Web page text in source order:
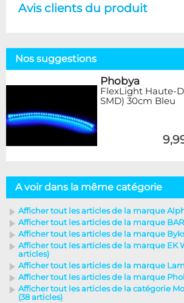
Avis clients du produit
Nos suggestions
Phobya
FlexLight Haute-
SMD) 30cm Bleu
A voir dans la même catégorie
Afficher tout les articles de la marque
Afficher tout les articles de la marque
Afficher tout les articles de la marque
Afficher tout les articles de la marque EK
articles)
Afficher tout les articles de la marque
Afficher tout les articles de la marque
Afficher tout les articles de la catégorie
(38 articles)